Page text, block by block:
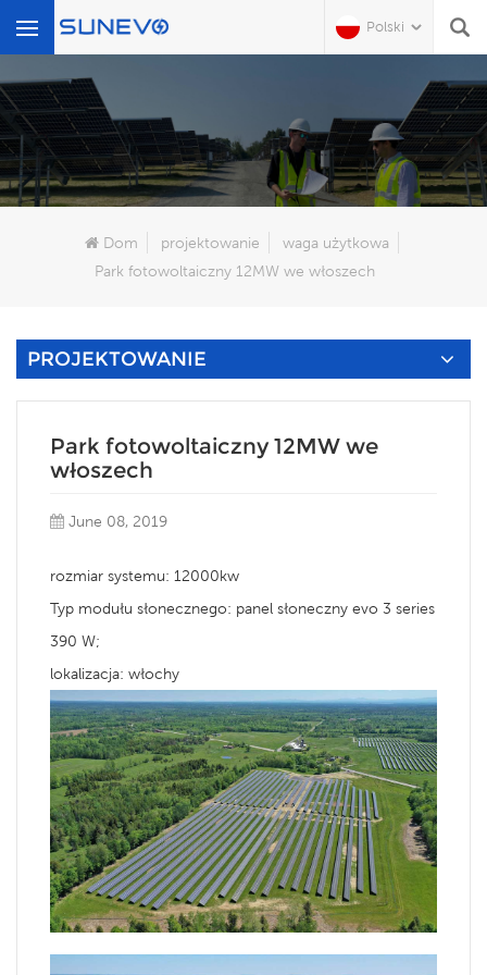
Polski
Czego Szukasz?
Dom projektowanie
waga użytkowa
Park fotowoltaiczny 12MW we włoszech
PROJEKTOWANIE
Park fotowoltaiczny 12MW we
włoszech
June 08, 2019
rozmiar systemu: 12000kw
Typ modułu słonecznego: panel słoneczny evo 3 series
390 W;
lokalizacja: włochy